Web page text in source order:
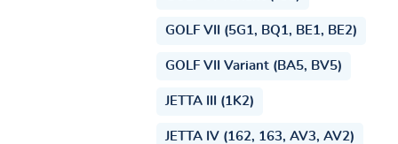
GOLF VII (5G1, BQ1, BE1, BE2)
GOLF VII Variant (BA5, BV5)
JETTA III (1K2)
JETTA IV (162, 163, AV3, AV2)